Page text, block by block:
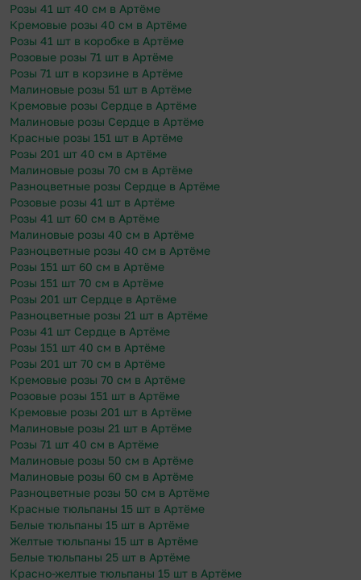
Розы 41 шт 40 см в Артёме
Кремовые розы 40 см в Артёме
Розы 41 шт в коробке в Артёме
Розовые розы 71 шт в Артёме
Розы 71 шт в корзине в Артёме
Малиновые розы 51 шт в Артёме
Кремовые розы Сердце в Артёме
Малиновые розы Сердце в Артёме
Красные розы 151 шт в Артёме
Розы 201 шт 40 см в Артёме
Малиновые розы 70 см в Артёме
Разноцветные розы Сердце в Артёме
Розовые розы 41 шт в Артёме
Розы 41 шт 60 см в Артёме
Малиновые розы 40 см в Артёме
Разноцветные розы 40 см в Артёме
Розы 151 шт 60 см в Артёме
Розы 151 шт 70 см в Артёме
Розы 201 шт Сердце в Артёме
Разноцветные розы 21 шт в Артёме
Розы 41 шт Сердце в Артёме
Розы 151 шт 40 см в Артёме
Розы 201 шт 70 см в Артёме
Кремовые розы 70 см в Артёме
Розовые розы 151 шт в Артёме
Кремовые розы 201 шт в Артёме
Малиновые розы 21 шт в Артёме
Розы 71 шт 40 см в Артёме
Малиновые розы 50 см в Артёме
Малиновые розы 60 см в Артёме
Разноцветные розы 50 см в Артёме
Красные тюльпаны 15 шт в Артёме
Белые тюльпаны 15 шт в Артёме
Желтые тюльпаны 15 шт в Артёме
Белые тюльпаны 25 шт в Артёме
Красно-желтые тюльпаны 15 шт в Артёме